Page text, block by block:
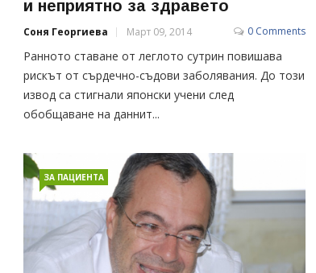
и неприятно за здравето
Соня Георгиева Март 09, 2014 0 Comments
Ранното ставане от леглото сутрин повишава
рискът от сърдечно-съдови заболявания. До този
извод са стигнали японски учени след
обобщаване на даннит...
ЗА ПАЦИЕНТА